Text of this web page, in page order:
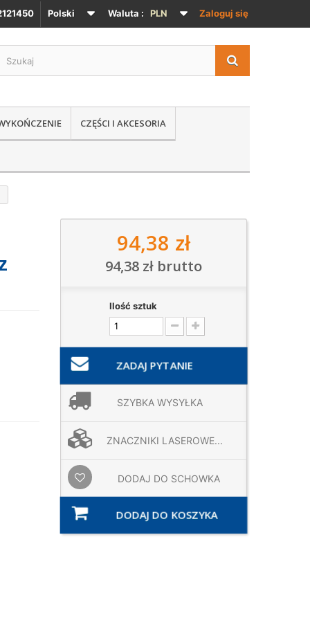
Zaloguj się
Waluta : PLN
Polski
CZĘŚCI I AKCESORIA
94,38 zł
94,38 zł brutto
Ilość sztuk
ZADAJ PYTANIE
SZYBKA WYSYŁKA
ZNACZNIKI LASEROWE...
DODAJ DO SCHOWKA
DODAJ DO KOSZYKA